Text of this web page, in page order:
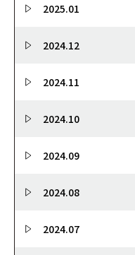
2025.01
2024.12
2024.11
2024.10
2024.09
2024.08
2024.07